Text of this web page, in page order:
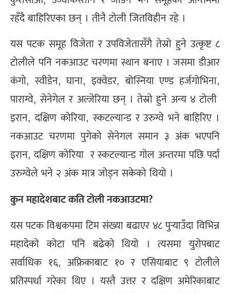
रहँदै बाहिरिएका छन् । तीनै टोली जितविहीन रहे ।
यस पटक समूह विजेता र उपविजेतासँगै तेस्रो हुने उत्कृष्ट ८
टोलीले पनि नकआउट चरणमा स्थान बनाए । जसमा डीआर
कंगो, स्वीडेन, घाना, इक्वेडर, बोस्निया एण्ड हर्जगोभिना,
पाराग्वे, सेनेगेल र अल्जेरिया छन् । तेस्रो हुने अन्य ४ टोली
इरान, दक्षिण कोरिया, स्कटल्यान्ड र उरुग्वे भने बाहिरिए ।
नकआउट चरणमा पुगेको सेनेगल समान ३ अंक भएपनि
इरान, दक्षिण कोरिया र स्कटल्यान्ड गोल अन्तरमा पछि पर्दा
उरुग्वेले भने २ अंक मात्र जोड्न सकेको थियो ।
कुन महादेशबाट कति टोली नकआउटमा?
यस पटक विश्वकपमा टिम संख्या बढाएर ४८ पुर्‍याउँदा विभिन्न
महादेको कोटा पनि बढेको थियो । त्यसमा युरोपबाट
सर्वाधिक १६, अफ्रिकाबाट १० र एसियाबाट ९ टोलीले
प्रतिस्पर्धा गरेका थिए । यस्तै उत्तर र दक्षिण अमेरिकाबाट